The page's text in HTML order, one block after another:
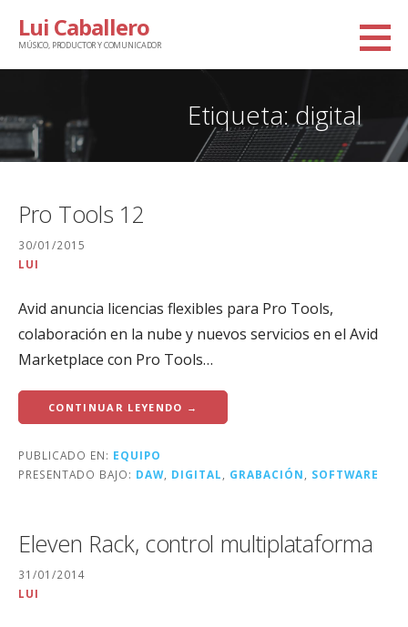
Lui Caballero
MÚSICO, PRODUCTOR Y COMUNICADOR
Etiqueta: digital
Pro Tools 12
30/01/2015
LUI
Avid anuncia licencias flexibles para Pro Tools,
colaboración en la nube y nuevos servicios en el Avid
Marketplace con Pro Tools…
CONTINUAR LEYENDO →
PUBLICADO EN: EQUIPO
PRESENTADO BAJO: DAW DIGITAL GRABACIÓN SOFTWARE
Eleven Rack, control multiplataforma
31/01/2014
LUI